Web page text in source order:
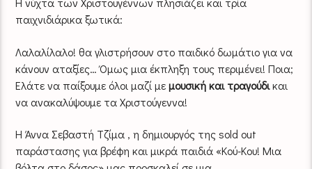
παιχνιδιάρικα ξωτικά:
Λαλαλίλαλο! θα γλιστρήσουν στο παιδικό δωμάτιο για να
κάνουν αταξίες… Όμως μια έκπληξη τους περιμένει! Ποια;
Ελάτε να παίξουμε όλοι μαζί μεμουσική και τραγούδικαι
να ανακαλύψουμε τα Χριστούγεννα!
Η Άννα Σεβαστή Τζίμα , η δημιουργός της sold out
παράστασης για βρέφη και μικρά παιδιά «Κού-Κου! Μια